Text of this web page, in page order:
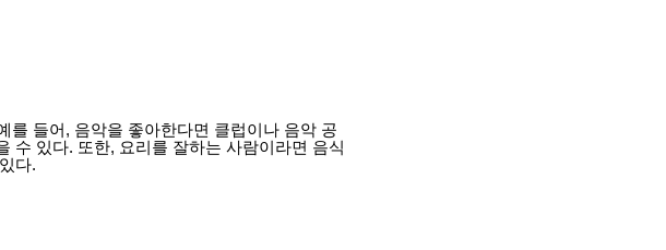
를 들어, 음악을 좋아한다면 클럽이나 음악 공
수 있다. 또한, 요리를 잘하는 사람이라면 음식
다.